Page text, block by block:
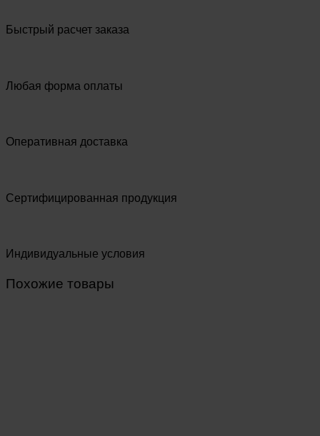
Быстрый расчет заказа
Любая форма оплаты
Оперативная доставка
Сертифицированная продукция
Индивидуальные условия
Похожие товары